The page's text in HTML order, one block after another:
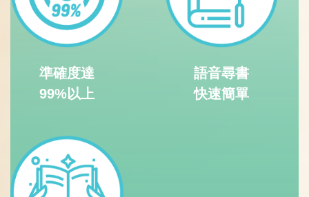
準確度達
99%以上
語音尋書
快速簡單